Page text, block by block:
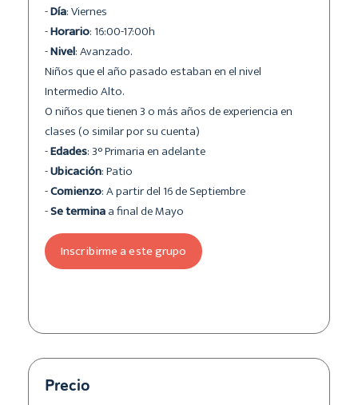
-Día: Viernes
-Horario: 16:00-17:00h
-Nivel: Avanzado.
Niños que el año pasado estaban en el nivel
Intermedio Alto.
O niños que tienen 3 o más años de experiencia en
clases (o similar por su cuenta)
-Edades: 3° Primaria en adelante
-Ubicación: Patio
-Comienzo: A partir del 16 de Septiembre
-Se terminaa final de Mayo
Inscribirme a este grupo
Precio